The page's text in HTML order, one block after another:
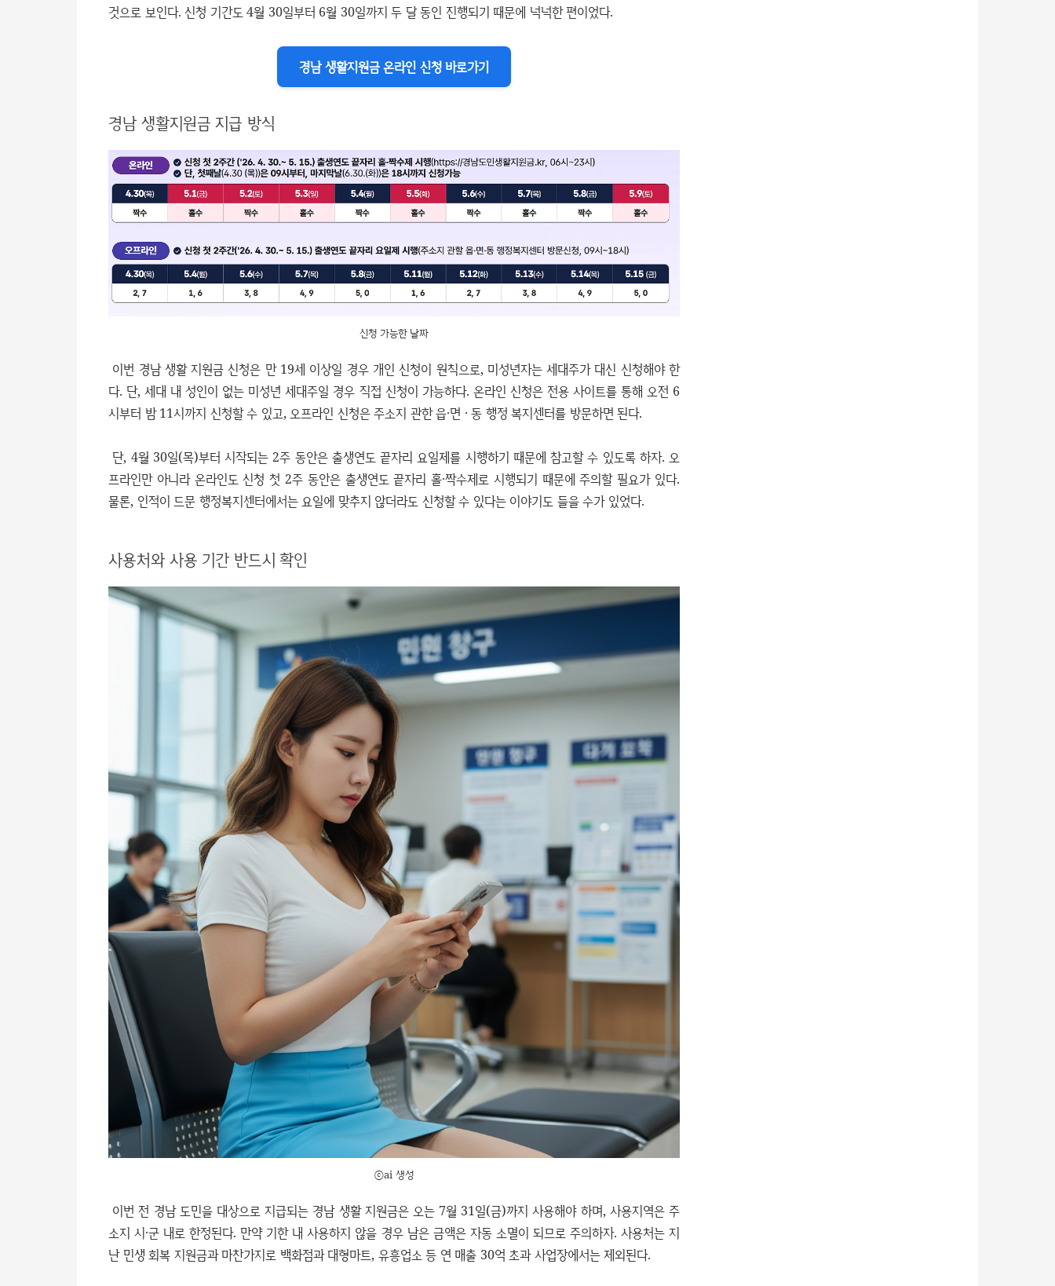
것으로 보인다. 신청 기간도 4월 30일부터 6월 30일까지 두 달 동인 진행되기 때문에 넉넉한 편이었다.
경남 생활지원금 온라인 신청 바로가기
경남 생활지원금 지급 방식
신청 가능한 날짜
이번 경남 생활 지원금 신청은 만 19세 이상일 경우 개인 신청이 원칙으로, 미성년자는 세대주가 대신 신청해야 한
다. 단, 세대 내 성인이 없는 미성년 세대주일 경우 직접 신청이 가능하다. 온라인 신청은 전용 사이트를 통해 오전 6
시부터 밤 11시까지 신청할 수 있고, 오프라인 신청은 주소지 관한 읍·면 · 동 행정 복지센터를 방문하면 된다.
단, 4월 30일(목)부터 시작되는 2주 동안은 출생연도 끝자리 요일제를 시행하기 때문에 참고할 수 있도록 하자. 오
프라인만 아니라 온라인도 신청 첫 2주 동안은 출생연도 끝자리 홀·짝수제로 시행되기 때문에 주의할 필요가 있다.
물론, 인적이 드문 행정복지센터에서는 요일에 맞추지 않더라도 신청할 수 있다는 이야기도 들을 수가 있었다.
사용처와 사용 기간 반드시 확인
ⓒai 생성
이번 전 경남 도민을 대상으로 지급되는 경남 생활 지원금은 오는 7월 31일(금)까지 사용해야 하며, 사용지역은 주
소지 시·군 내로 한정된다. 만약 기한 내 사용하지 않을 경우 남은 금액은 자동 소멸이 되므로 주의하자. 사용처는 지
난 민생 회복 지원금과 마찬가지로 백화점과 대형마트, 유흥업소 등 연 매출 30억 초과 사업장에서는 제외된다.